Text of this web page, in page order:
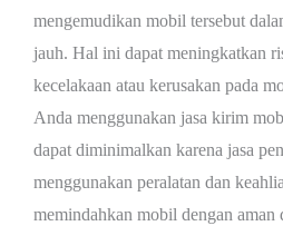
mengemudikan mobil tersebut
jauh. Hal ini dapat meningkatkan
kecelakaan atau kerusakan pada
Anda menggunakan jasa kirim
dapat diminimalkan karena jasa
menggunakan peralatan dan
memindahkan mobil dengan aman